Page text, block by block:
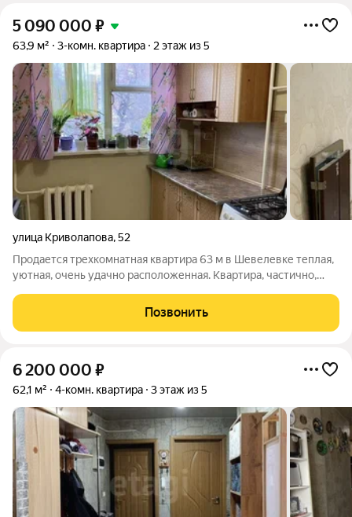
5 090 000 ₽
63,9 м² 3-комн. квартира 2 этаж из 5
улица Криволапова,52
Продается трехкомнатная квартира 63 м в Шевелевке теплая,
уютная, очень удачно расположенная. Квартира, частично,
года, квартира не угловая. Комнаты изолированные, общая
площадь 63 м (жилая
Позвонить
6 200 000 ₽
62,1 м² 4-комн. квартира 3 этаж из 5